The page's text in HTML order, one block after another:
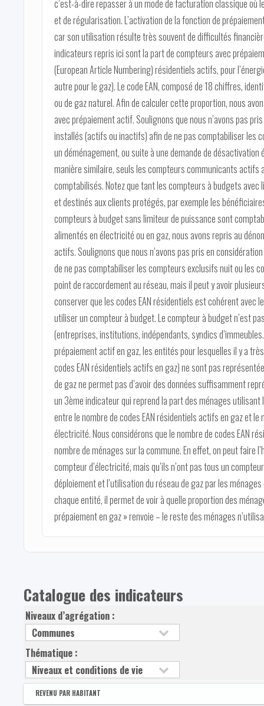
c’est-à-dire repasser à un mode de facturation classique où
et de régularisation. L’activation de la fonction de
car son utilisation résulte très souvent de difficultés
indicateurs repris ici sont la part de compteurs avec
(European Article Numbering) résidentiels actifs, pour
autre pour le gaz). Le code EAN, composé de 18 chiffres,
ou de gaz naturel. Afin de calculer cette proportion, nous
avec prépaiement actif. Soulignons que nous n’avons pas
installés (actifs ou inactifs) afin de ne pas comptabiliser les
un déménagement, ou suite à une demande de désactivation
manière similaire, seuls les compteurs communicants
comptabilisés. Notez que tant les compteurs à budgets
et destinés aux clients protégés, par exemple les
compteurs à budget sans limiteur de puissance sont
alimentés en électricité ou en gaz, nous avons repris au
actifs. Soulignons que nous n’avons pas pris en
de ne pas comptabiliser les compteurs exclusifs nuit ou les
point de raccordement au réseau, mais il peut y avoir
conserver que les codes EAN résidentiels est cohérent
utiliser un compteur à budget. Le compteur à budget n’est
(entreprises, institutions, indépendants, syndics
prépaiement actif en gaz, les entités pour lesquelles il y a
codes EAN résidentiels actifs en gaz) ne sont pas
de gaz ne permet pas d’avoir des données suffisamment
un 3ème indicateur qui reprend la part des ménages
entre le nombre de codes EAN résidentiels actifs en gaz et
électricité. Nous considérons que le nombre de codes EAN
nombre de ménages sur la commune. En effet, on peut faire
compteur d’électricité, mais qu’ils n’ont pas tous un
déploiement et l’utilisation du réseau de gaz par les
chaque entité, il permet de voir à quelle proportion des
prépaiement en gaz » renvoie – le reste des ménages
Catalogue des indicateurs
Niveaux d’agrégation :
Thématique :
REVENU PAR HABITANT